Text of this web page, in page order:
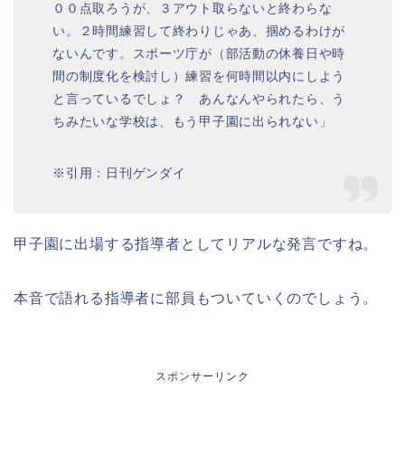
００点取ろうが、３アウト取らないと終わらな
い。２時間練習して終わりじゃあ、掴めるわけが
ないんです。スポーツ庁が（部活動の休養日や時
間の制度化を検討し）練習を何時間以内にしよう
と言っているでしょ？ あんなんやられたら、う
ちみたいな学校は、もう甲子園に出られない」
※引用：日刊ゲンダイ
甲子園に出場する指導者としてリアルな発言ですね。
本音で語れる指導者に部員もついていくのでしょう。
スポンサーリンク